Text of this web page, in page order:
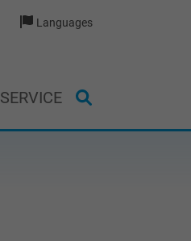
Languages
SERVICE